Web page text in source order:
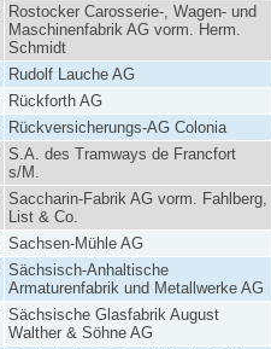
Rostocker Carosserie-, Wagen- und
Maschinenfabrik AG vorm. Herm.
Schmidt
Rudolf Lauche AG
Rückforth AG
Rückversicherungs-AG Colonia
S.A. des Tramways de Francfort
s/M.
Saccharin-Fabrik AG vorm. Fahlberg,
List & Co.
Sachsen-Mühle AG
Sächsisch-Anhaltische
Armaturenfabrik und Metallwerke AG
Sächsische Glasfabrik August
Walther & Söhne AG